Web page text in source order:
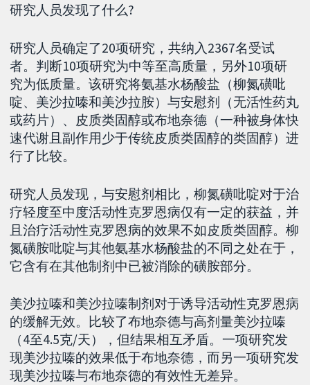
研究人员发现了什么?
研究人员确定了20项研究，共纳入2367名受试
者。判断10项研究为中等至高质量，另外10项研
究为低质量。该研究将氨基水杨酸盐​​（柳氮磺吡
啶、美沙拉嗪和美沙拉胺）与安慰剂（无活性药丸
或药片）、皮质类固醇或布地奈德（一种被身体快
速代谢且副作用少于传统皮质类固醇的类固醇）进
行了比较。
研究人员发现，与安慰剂相比，柳氮磺吡啶对于治
疗轻度至中度活动性克罗恩病仅有一定的获益，并
且治疗活动性克罗恩病的效果不如皮质类固醇。柳
氮磺胺吡啶与其他氨基水杨酸盐​​的不同之处在于，
它含有在其他制剂中已被消除的磺胺部分。
美沙拉嗪和美沙拉嗪制剂对于诱导活动性克罗恩病
的缓解无效。比较了布地奈德与高剂量美沙拉嗪
（4至4.5克/天），但结果相互矛盾。一项研究发
现美沙拉嗪的效果低于布地奈德，而另一项研究发
现美沙拉嗪与布地奈德的有效性无差异。